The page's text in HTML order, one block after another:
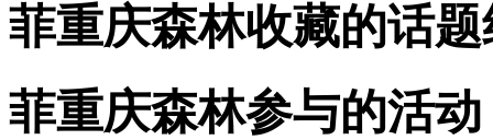
菲重庆森林收藏的话题
菲重庆森林参与的活动